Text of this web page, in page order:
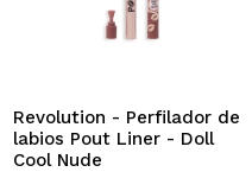
Revolution - Perfilador de
labios Pout Liner - Doll
Cool Nude